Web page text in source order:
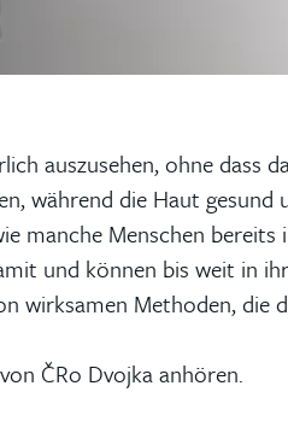
auszusehen, ohne dass
während die Haut gesund
manche Menschen
und können bis weit in
wirksamen Methoden, die
ČRo Dvojka anhören.